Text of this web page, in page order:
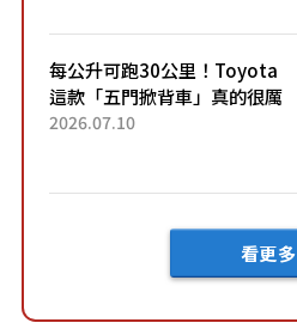
車？...
每公升可跑30公里！Toyota
這款「五門掀背車」真的很厲
害！ 擁有全長4.3公尺的「剛剛
2026.07.10
看更多